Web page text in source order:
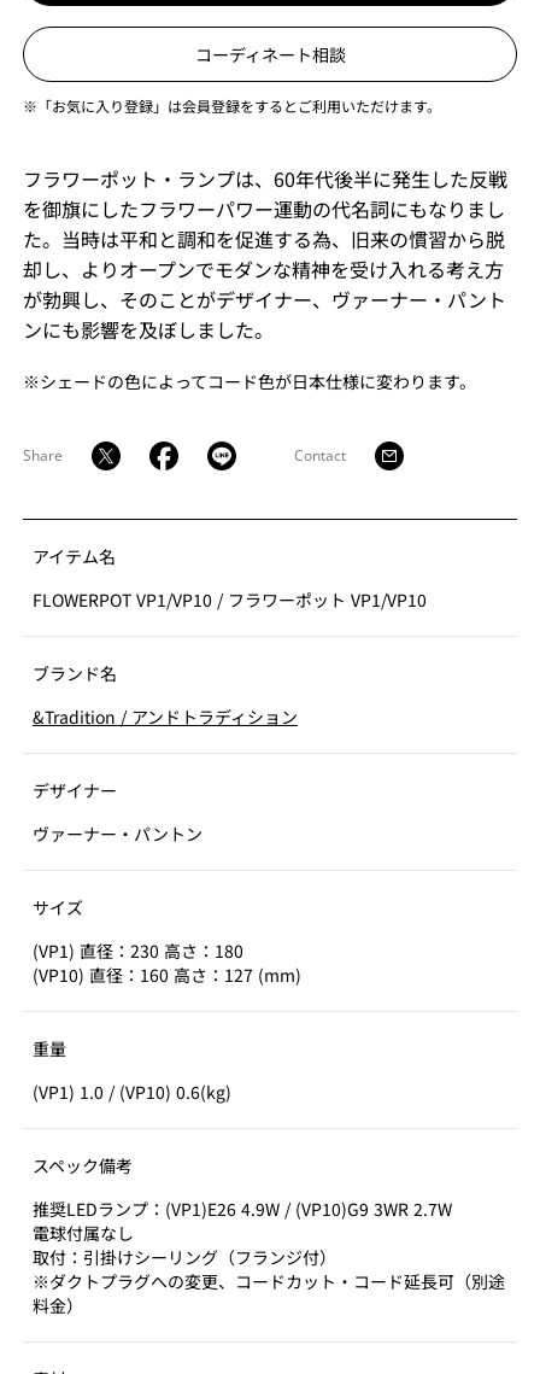
コーディネート相談
※「お気に入り登録」は会員登録をするとご利用いただけます。
フラワーポット・ランプは、60年代後半に発生した反戦
を御旗にしたフラワーパワー運動の代名詞にもなりまし
た。当時は平和と調和を促進する為、旧来の慣習から脱
却し、よりオープンでモダンな精神を受け入れる考え方
が勃興し、そのことがデザイナー、ヴァーナー・パント
ンにも影響を及ぼしました。
※シェードの色によってコード色が日本仕様に変わります。
Share Contact
アイテム名
FLOWERPOT VP1/VP10 / フラワーポット VP1/VP10
ブランド名
&Tradition / アンドトラディション
デザイナー
ヴァーナー・パントン
サイズ
(VP1) 直径：230 高さ：180
(VP10) 直径：160 高さ：127 (mm)
重量
(VP1) 1.0 / (VP10) 0.6(kg)
スペック備考
推奨LEDランプ：(VP1)E26 4.9W / (VP10)G9 3WR 2.7W
電球付属なし
取付：引掛けシーリング（フランジ付）
※ダクトプラグへの変更、コードカット・コード延長可（別途
料金）